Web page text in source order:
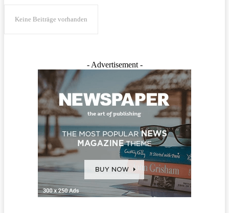
Keine Beiträge vorhanden
- Advertisement -